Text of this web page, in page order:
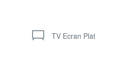
TV Ecran Plat